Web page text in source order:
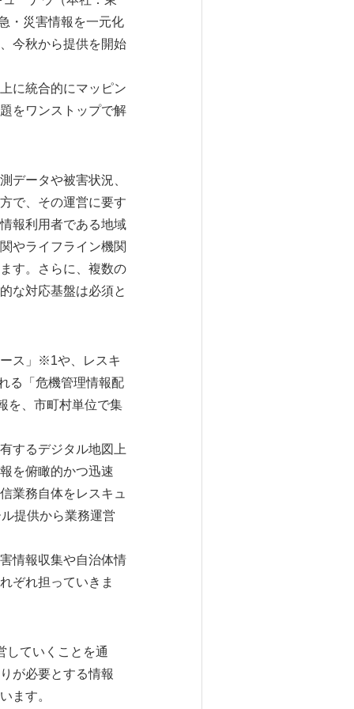
・災害情報を一元化
今秋から提供を開始
に統合的にマッピン
をワンストップで解
ータや被害状況、
で、その運営に要す
報利用者である地域
やライフライン機関
す。さらに、複数の
な対応基盤は必須と
ス」※1や、レスキ
る「危機管理情報配
を、市町村単位で集
するデジタル地図上
を俯瞰的かつ迅速
業務自体をレスキュ
提供から業務運営
情報収集や自治体情
ぞれ担っていきま
ていくことを通
が必要とする情報
ます。